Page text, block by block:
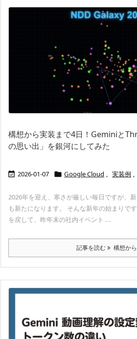
構想から実装まで4日！Geminiと
の思い出」を銀河にしてみた
 2026-01-07  Google Cloud , 実装例 ,
2026年を迎え、寒さが厳しい毎日ですが、
も新たになります。 そんな新年の始まりで
を戻して、昨年末の社内イベント ...
記事を読む 構想か